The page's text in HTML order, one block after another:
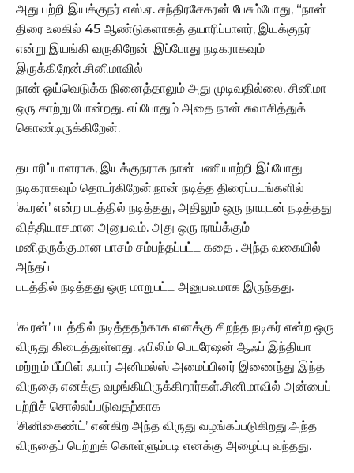
அது பற்றி இயக்குநர் எஸ்.ஏ. சந்திரசேகரன் பேசும்போது, “நான்
திரை உலகில் 45 ஆண்டுகளாகத் தயாரிப்பாளர், இயக்குநர்
என்று இயங்கி வருகிறேன் .இப்போது நடிகராகவும்
இருக்கிறேன்.சினிமாவில்
நான் ஓய்வெடுக்க நினைத்தாலும் அது முடிவதில்லை. சினிமா
ஒரு காற்று போன்றது. எப்போதும் அதை நான் சுவாசித்துக்
கொண்டிருக்கிறேன்.
தயாரிப்பாளராக, இயக்குநராக நான் பணியாற்றி இப்போது
நடிகராகவும் தொடர்கிறேன்.நான் நடித்த திரைப்படங்களில்
‘கூரன்’ என்ற படத்தில் நடித்தது, அதிலும் ஒரு நாயுடன் நடித்தது
வித்தியாசமான அனுபவம். அது ஒரு நாய்க்கும்
மனிதருக்குமான பாசம் சம்பந்தப்பட்ட கதை . அந்த வகையில்
அந்தப்
படத்தில் நடித்தது ஒரு மாறுபட்ட அனுபவமாக இருந்தது.
‘கூரன்’ படத்தில் நடித்ததற்காக எனக்கு சிறந்த நடிகர் என்ற ஒரு
விருது கிடைத்துள்ளது. ஃபிலிம் பெடரேஷன் ஆஃப் இந்தியா
மற்றும் பீப்பிள் ஃபார் அனிமல்ஸ் அமைப்பினர் இணைந்து இந்த
விருதை எனக்கு வழங்கியிருக்கிறார்கள்.சினிமாவில் அன்பைப்
பற்றிச் சொல்லப்படுவதற்காக
‘சினிகைண்ட்’ என்கிற அந்த விருது வழங்கப்படுகிறது.அந்த
விருதைப் பெற்றுக் கொள்ளும்படி எனக்கு அழைப்பு வந்தது.